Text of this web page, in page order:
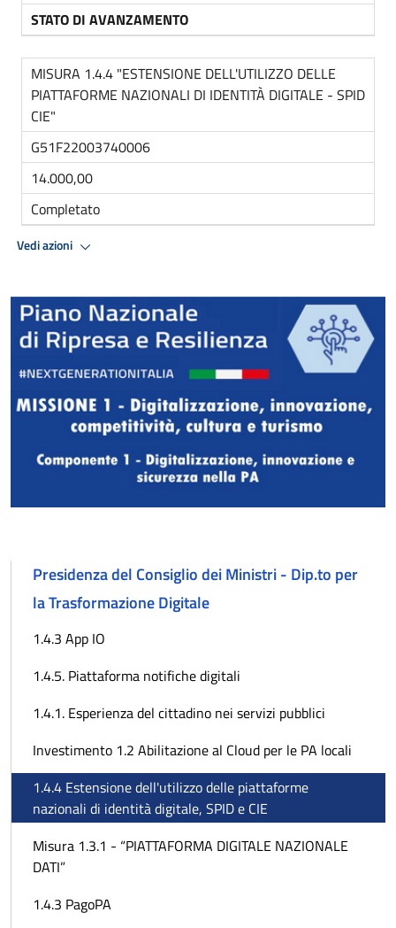
STATO DI AVANZAMENTO
MISURA 1.4.4 "ESTENSIONE DELL'UTILIZZO DELLE
PIATTAFORME NAZIONALI DI IDENTITÀ DIGITALE - SPID
CIE"
G51F22003740006
14.000,00
Completato
Vedi azioni
Presidenza del Consiglio dei Ministri - Dip.to per
la Trasformazione Digitale
1.4.3 App IO
1.4.5. Piattaforma notifiche digitali
1.4.1. Esperienza del cittadino nei servizi pubblici
Investimento 1.2 Abilitazione al Cloud per le PA locali
1.4.4 Estensione dell'utilizzo delle piattaforme
nazionali di identità digitale, SPID e CIE
Misura 1.3.1 - “PIATTAFORMA DIGITALE NAZIONALE
DATI”
1.4.3 PagoPA